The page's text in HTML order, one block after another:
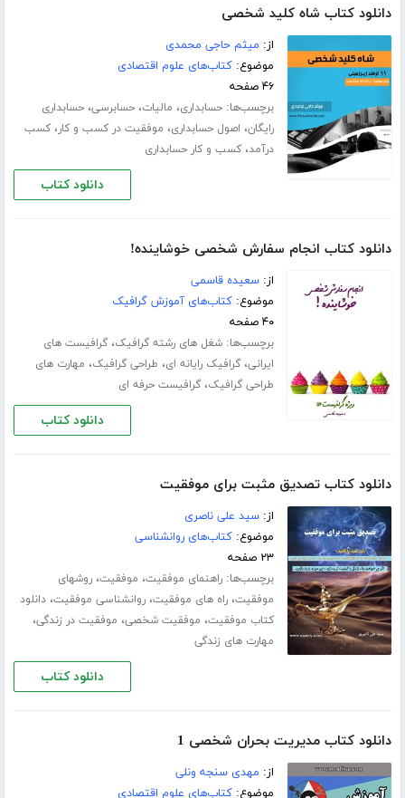
دانلود کتاب شاه کلید شخصی
از: میثم حاجی محمدی
موضوع:کتاب‌های علوم اقتصادی
۴۶ صفحه
برچسب‌ها:حسابداری، مالیات،حسابرسی،حسابداری
رایگان، اصول حسابداری، موفقیت در کسب و کار،کسب
درآمد،کسب و کار حسابداری
دانلود کتاب
دانلود کتاب انجام سفارش شخصی خوشاینده!
از:سعیده قاسمی
موضوع:کتاب‌های آموزش گرافیک
۴۰ صفحه
برچسب‌ها:شغل های رشته گرافیک،گرافیست های
ایرانی،گرافیک رایانه ای، طراحی گرافیک، مهارت های
طراحی گرافیک،گرافیست حرفه ای
دانلود کتاب
دانلود کتاب تصدیق مثبت برای موفقیت
از:سید علی ناصری
موضوع:کتاب‌های روانشناسی
۲۳ صفحه
برچسب‌ها:راهنمای موفقیت، موفقیت،روشهای
موفقیت،راه های موفقیت،روانشناسی موفقیت،دانلود
کتاب موفقیت، موفقیت شخصی، موفقیت در زندگی،
مهارت های زندگی
دانلود کتاب
دانلود کتاب مدیریت بحران شخصی 1
از: مهدی سنجه ونلی
موضوع:کتاب‌های علوم اقتصادی